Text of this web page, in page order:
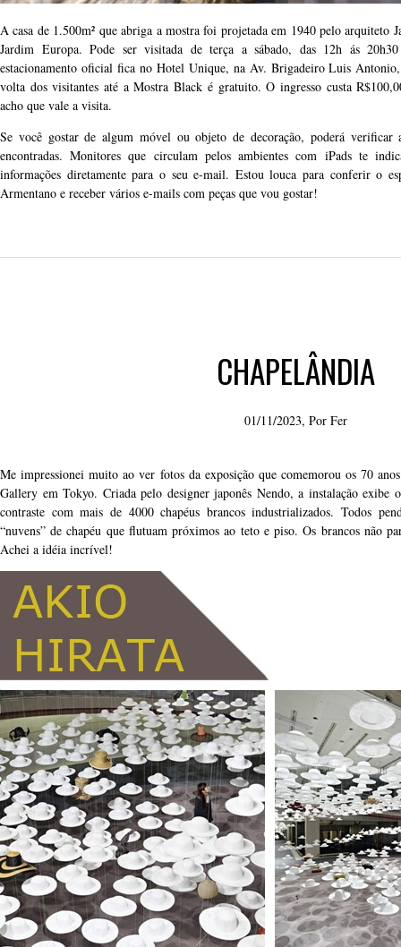
A casa de 1.500m² que abriga a mostra foi projetada em 1940 pelo arquiteto
Jardim Europa. Pode ser visitada de terça a sábado, das 12h ás
estacionamento oficial fica no Hotel Unique, na Av. Brigadeiro Luis
volta dos visitantes até a Mostra Black é gratuito. O ingresso custa
acho que vale a visita.
Se você gostar de algum móvel ou objeto de decoração, poderá verificar
encontradas. Monitores que circulam pelos ambientes com iPads te
informações diretamente para o seu e-mail. Estou louca para conferir o
Armentano e receber vários e-mails com peças que vou gostar!
CHAPELÂNDIA
01/11/2023, Por Fer
Me impressionei muito ao ver fotos da exposição que comemorou os 70
Gallery em Tokyo. Criada pelo designer japonês Nendo, a instalação exibe
contraste com mais de 4000 chapéus brancos industrializados. Todos
“nuvens” de chapéu que flutuam próximos ao teto e piso. Os brancos não
Achei a idéia incrível!